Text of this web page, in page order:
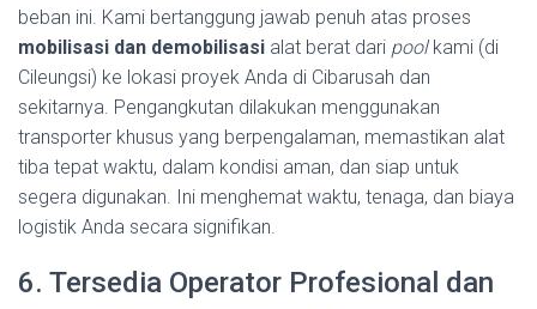
beban ini. Kami bertanggung jawab penuh atas proses
mobilisasi dan demobilisasi alat berat dari poolkami (di
Cileungsi) ke lokasi proyek Anda di Cibarusah dan
sekitarnya. Pengangkutan dilakukan menggunakan
transporter khusus yang berpengalaman, memastikan alat
tiba tepat waktu, dalam kondisi aman, dan siap untuk
segera digunakan. Ini menghemat waktu, tenaga, dan biaya
logistik Anda secara signifikan.
6. Tersedia Operator Profesional dan